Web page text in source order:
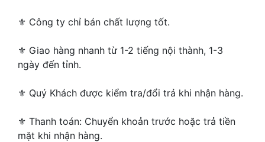
⚜ ️Công ty chỉ bán chất lượng tốt.
⚜ Giao hàng nhanh từ 1-2 tiếng nội thành, 1-3
ngày đến tỉnh.
⚜ Quý Khách được kiểm tra/đổi trả khi nhận hàng.
⚜ Thanh toán: Chuyển khoản trước hoặc trả tiền
mặt khi nhận hàng.